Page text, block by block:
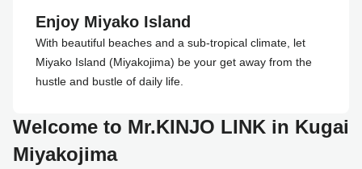
Enjoy Miyako Island
With beautiful beaches and a sub-tropical climate, let
Miyako Island (Miyakojima) be your get away from the
hustle and bustle of daily life.
Welcome to Mr.KINJO LINK in Kugai
Miyakojima